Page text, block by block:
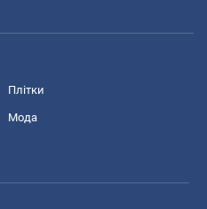
Плітки
Мода